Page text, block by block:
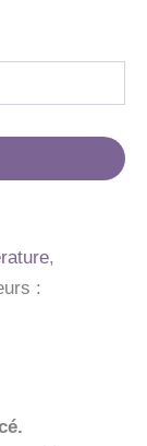
,
: